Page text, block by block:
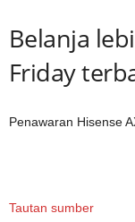
Belanja
Friday
Penawaran Hisense
Tautan sumber